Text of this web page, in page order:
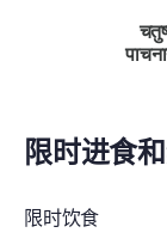
限时进食
限时饮食